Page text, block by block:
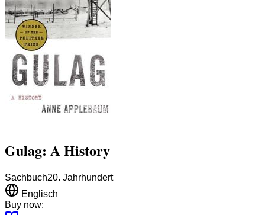
Gulag: A History
Sachbuch20. Jahrhundert
Englisch
Buy now: